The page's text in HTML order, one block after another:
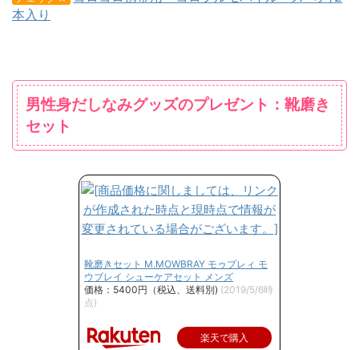
本入り
男性身だしなみグッズのプレゼント：靴磨き
セット
靴磨きセット M.MOWBRAY モゥブレィ モ
ウブレイ シューケアセット メンズ
価格：5400円（税込、送料別) (2019/5/6時
点)
楽天で購入